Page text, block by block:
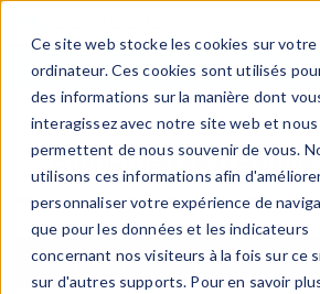
Ce site web stocke les cookies sur votre
ordinateur. Ces cookies sont utilisés
des informations sur la manière dont
interagissez avec notre site web et nous
permettent de nous souvenir de vous.
utilisons ces informations afin
personnaliser votre expérience de
que pour les données et les indicateurs
concernant nos visiteurs à la fois sur ce
sur d'autres supports. Pour en savoir
CONNEXION
Bibliothèque
RECHERCHE RAPIDE